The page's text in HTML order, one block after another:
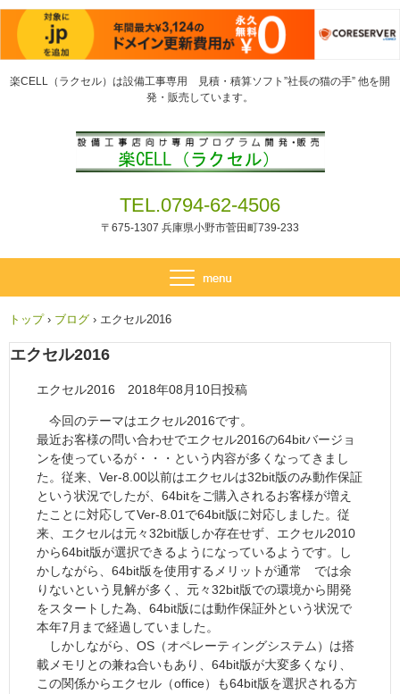
楽CELL（ラクセル）は設備工事専用 見積・積算ソフト”社長の猫の手” 他を開
発・販売しています。
TEL.0794-62-4506
〒675-1307 兵庫県小野市菅田町739-233
トップ › ブログ › エクセル2016
エクセル2016
エクセル2016 2018年08月10日投稿
今回のテーマはエクセル2016です。
最近お客様の問い合わせでエクセル2016の64bitバージョ
ンを使っているが・・・という内容が多くなってきまし
た。従来、Ver-8.00以前はエクセルは32bit版のみ動作保証
という状況でしたが、64bitをご購入されるお客様が増え
たことに対応してVer-8.01で64bit版に対応しました。従
来、エクセルは元々32bit版しか存在せず、エクセル2010
から64bit版が選択できるようになっているようです。し
かしながら、64bit版を使用するメリットが通常 では余
りないという見解が多く、元々32bit版での環境から開発
をスタートした為、64bit版には動作保証外という状況で
本年7月まで経過していました。
しかしながら、OS（オペレーティングシステム）は搭
載メモリとの兼ね合いもあり、64bit版が大変多くなり、
この関係からエクセル（office）も64bit版を選択される方